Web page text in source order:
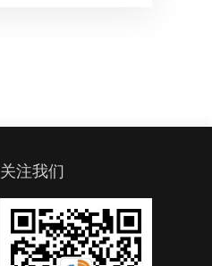
关注我们